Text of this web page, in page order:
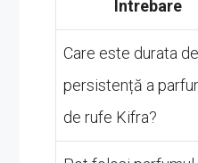
Întrebare
Care este durata de
persistență a
de rufe Kifra?